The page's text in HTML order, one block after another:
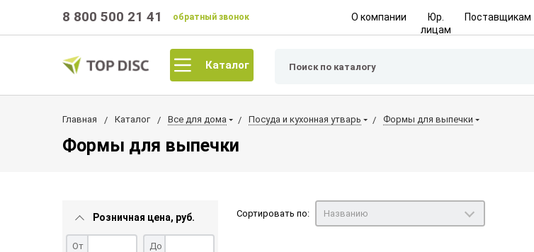
8 800 500 21 41 обратный звонок О компании
Юр.
лицам
Поставщикам
Каталог
Главная Каталог Все для дома Посуда и кухонная утварь Формы для выпечки
Формы для выпечки
Розничная цена, руб.
От До
Сортировать по: Названию